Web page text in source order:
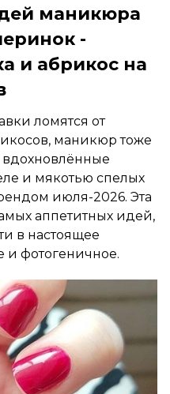
маникюра
-
и абрикос на
ломятся от
маникюр тоже
вдохновлённые
и мякотью спелых
июля-2026. Эта
аппетитных идей,
в настоящее
и фотогеничное.